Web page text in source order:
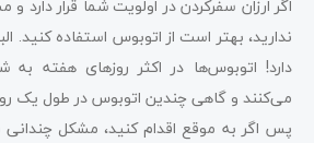
اگر ارزان سفرکردن در اولویت شما قرار
ندارید، بهتر است از اتوبوس استفاده کنید.
دارد! اتوبوس‌ها در اکثر روزهای هفته به
می‌کنند و گاهی چندین اتوبوس در طول یک
پس اگر به موقع اقدام کنید، مشکل چندانی